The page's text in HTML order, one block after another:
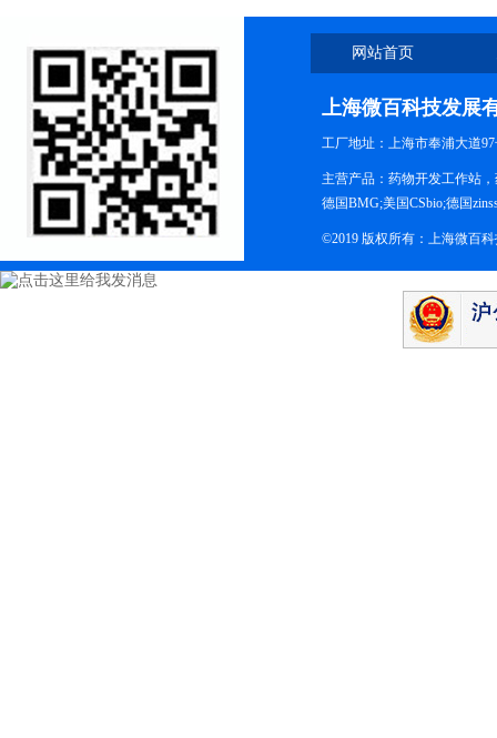
网站首页
上海微百科技发展
工厂地址：上海市奉浦大道
主营产品：药物开发工作站
德国BMG;美国CSbio;德国
©2019 版权所有：上海微百